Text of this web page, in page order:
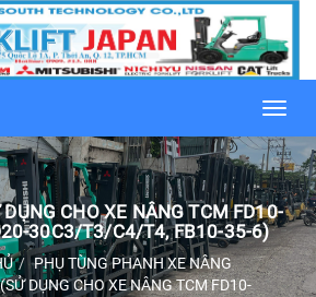
CHO XE NÂNG TCM FD10-
30C3/T3/C4/T4, FB10-35-6)
PHỤ TÙNG PHANH XE NÂNG
DỤNG CHO XE NÂNG TCM FD10-